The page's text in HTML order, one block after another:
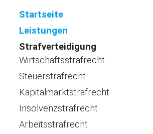
Startseite
Leistungen
Strafverteidigung
Wirtschaftsstrafrecht
Steuerstrafrecht
Kapitalmarktstrafrecht
Insolvenzstrafrecht
Arbeitsstrafrecht